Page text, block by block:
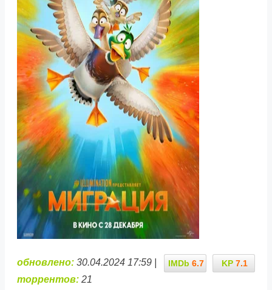
KP 7.1
IMDb 6.7
обновлено: 30.04.2024 17:59 |
торрентов: 21